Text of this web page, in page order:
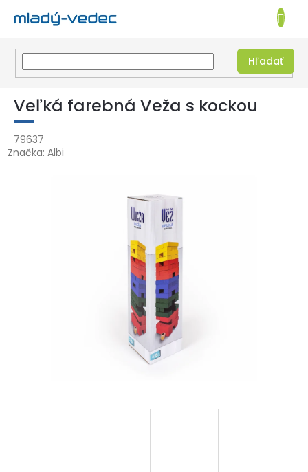
Prejsť
obsah
EUR
Hľadať
KOŠÍK
Veľká farebná Veža s kockou
79637
Značka: Albi